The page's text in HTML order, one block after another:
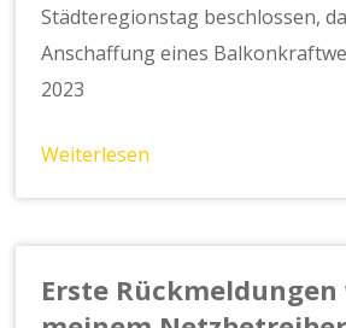
Städteregionstag beschlossen,
Anschaffung eines
2023
Weiterlesen
Erste Rückmeldungen